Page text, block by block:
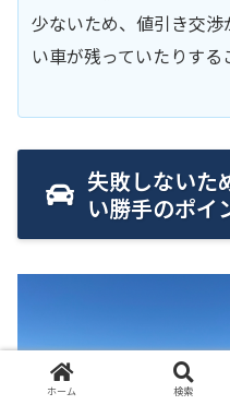
少ないため、値引き交
い車が残っていたりする
失敗しないた
い勝手のポイ
ホーム 検索